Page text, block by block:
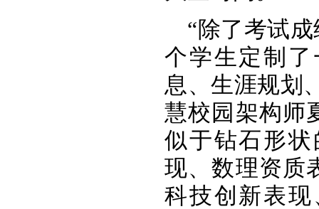
“除了考试
个学生定制
息、生涯规划
慧校园架构师
似于钻石形
现、数理资质
科技创新表